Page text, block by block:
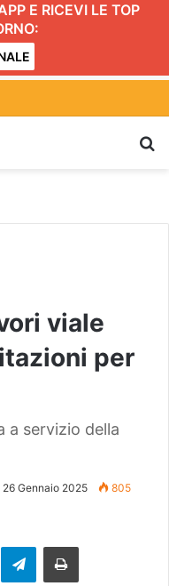
E RICEVI LE TOP
viale
per
a servizio della
26 Gennaio 2025 805
Telegram